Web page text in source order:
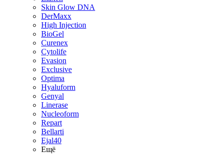
Skin Glow DNA
DerMaxx
High Injection
BioGel
Curenex
Cytolife
Evasion
Exclusive
Optima
Hyaluform
Genyal
Linerase
Nucleoform
Repart
Bellarti
Ejal40
Ещё